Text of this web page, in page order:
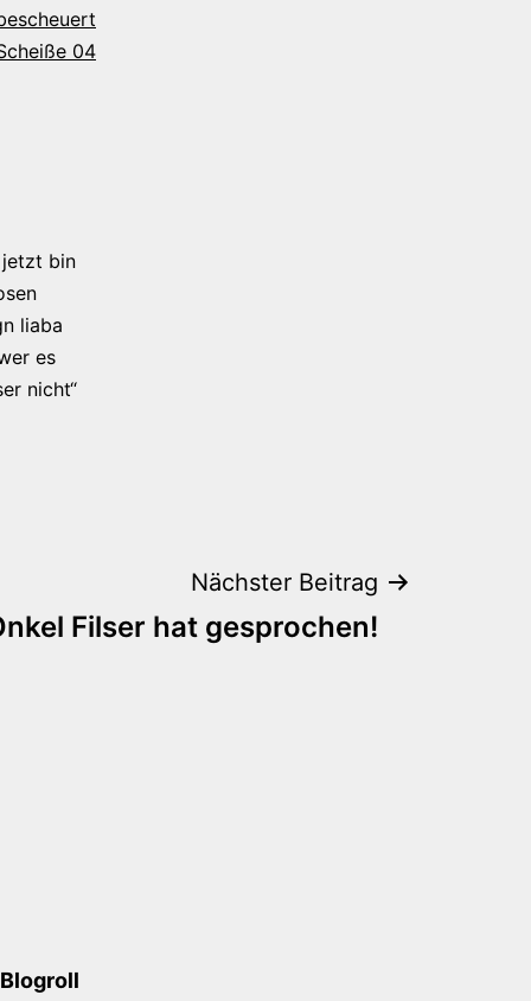
04
bin
liaba
es
nicht“
Nächster Beitrag
Filser hat gesprochen!
Blogroll